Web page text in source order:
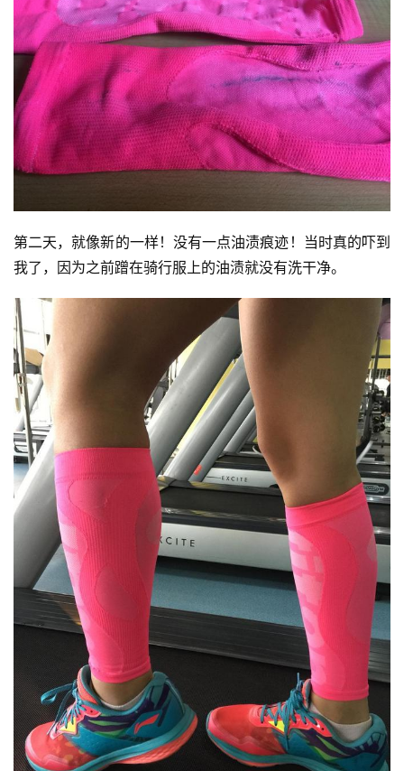
第二天，就像新的一样！没有一点油渍痕迹！当时真的吓到
我了，因为之前蹭在骑行服上的油渍就没有洗干净。